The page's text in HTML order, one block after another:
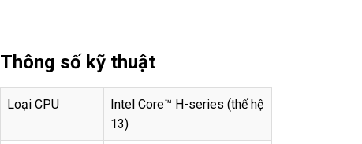
Thông số kỹ thuật
Loại CPU
Intel Core™ H-series (thế hệ
13)